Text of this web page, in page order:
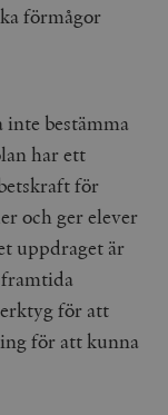
förmågor
bestämma
har ett
för
och ger elever
uppdraget är
för att
för att kunna